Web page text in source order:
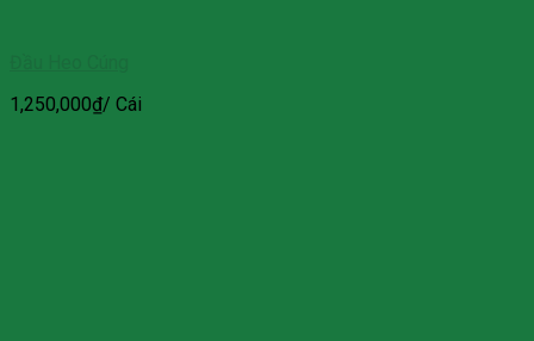
1,250,000₫/ Cái